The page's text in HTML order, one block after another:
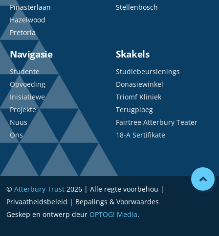
Pinasterlaan
Hazelwood
Pretoria
Stellenbosch
Navigasie
Studente
Opvoeding
Inisiatiewe
Projekte
Nuus
Ons
Skakels
Studiebeurslenings
Donasiewinkel
Triomf Kliniek
Terugploeg
Fairtree Atterbury Teater
18-A Sertifikate
©Atterbury Trust 2026 | Alle regte voorbehou |
Privaatheidsbeleid | Bepalings & Voorwaardes
Geskep en ontwerp deur OPTOG! Media.